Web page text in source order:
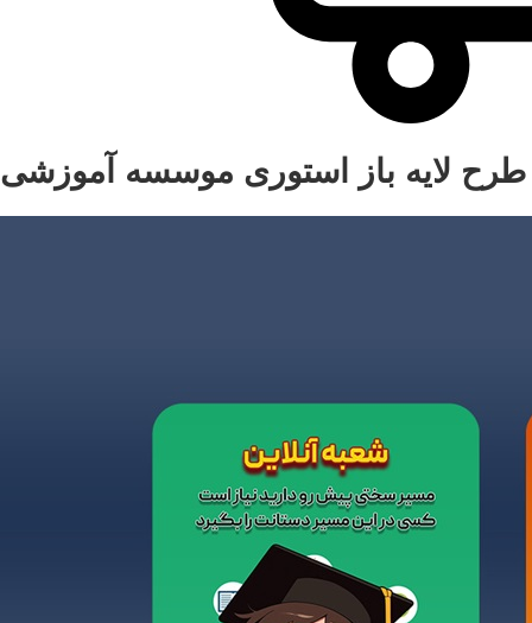
طرح لایه باز استوری موسسه آموزشی